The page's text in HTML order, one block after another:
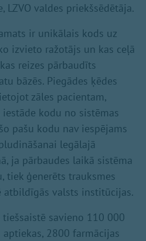
LZVO valdes priekšsēdētāja.
ir unikālais kods uz
izvieto ražotājs un kas ceļā
reizes pārbaudīts
bāzēs. Piegādes ķēdes
zāles pacientam,
kodu no sistēmas
pašu kodu nav iespējams
legālajā
ja pārbaudes laikā sistēma
tiek ģenerēts trauksmes
atbildīgās valsts institūcijas.
savieno 110 000
2800 farmācijas